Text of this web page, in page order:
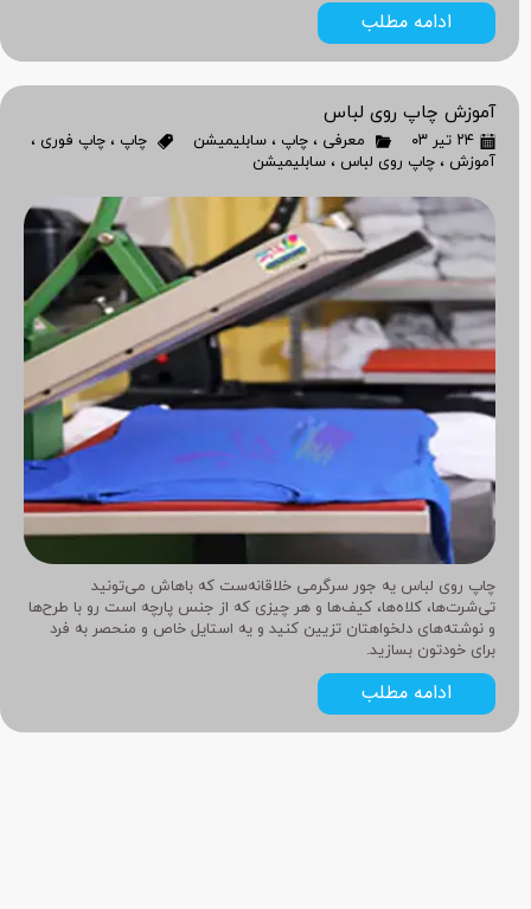
ادامه مطلب
آموزش چاپ روی لباس
۲۴ تیر ۰۳ معرفی ، چاپ ، سابلیمیشن چاپ ، چاپ فوری ،
آموزش ، چاپ روی لباس ، سابلیمیشن
چاپ روی لباس یه جور سرگرمی خلاقانه‌ست که باهاش می‌تونید
تی‌شرت‌ها، کلاه‌ها، کیف‌ها و هر چیزی که از جنس پارچه‌ است رو با طرح‌ها
و نوشته‌های دلخواهتان تزیین کنید و یه استایل خاص و منحصر به فرد
برای خودتون بسازید.
ادامه مطلب